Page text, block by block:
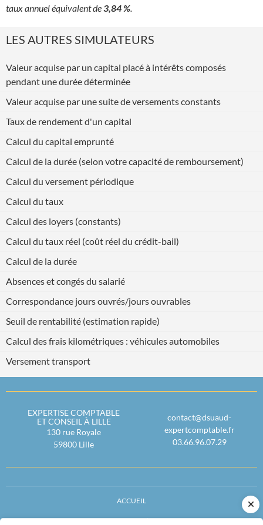
taux annuel équivalent de3,84 %.
LES AUTRES SIMULATEURS
Valeur acquise par un capital placé à intérêts composés
pendant une durée déterminée
Valeur acquise par une suite de versements constants
Taux de rendement d'un capital
Calcul du capital emprunté
Calcul de la durée (selon votre capacité de remboursement)
Calcul du versement périodique
Calcul du taux
Calcul des loyers (constants)
Calcul du taux réel (coût réel du crédit-bail)
Calcul de la durée
Absences et congés du salarié
Correspondance jours ouvrés/jours ouvrables
Seuil de rentabilité (estimation rapide)
Calcul des frais kilométriques : véhicules automobiles
Versement transport
EXPERTISE COMPTABLE
ET CONSEIL À LILLE
130 rue Royale
59800 Lille
contact@dsuaud-
expertcomptable.fr
03.66.96.07.29
ACCUEIL
ACTUALITÉS